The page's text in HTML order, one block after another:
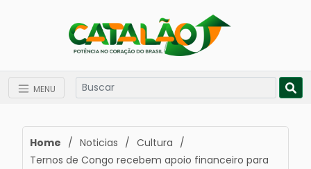
MENU
Home / Noticias / Cultura /
Ternos de Congo recebem apoio financeiro para